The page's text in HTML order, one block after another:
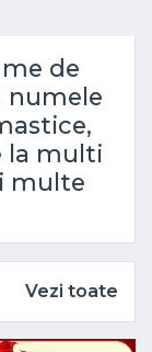
de
numele
la multi
multe
Vezi toate